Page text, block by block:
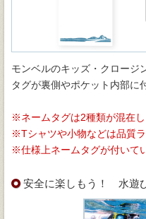
モンベルのキッズ・クロージ
タグが裏側やポケット内部に
ネームタグは2種類が混在し
Tシャツや小物などは品質
仕様上ネームタグが付いて
安全に楽しもう！ 水遊